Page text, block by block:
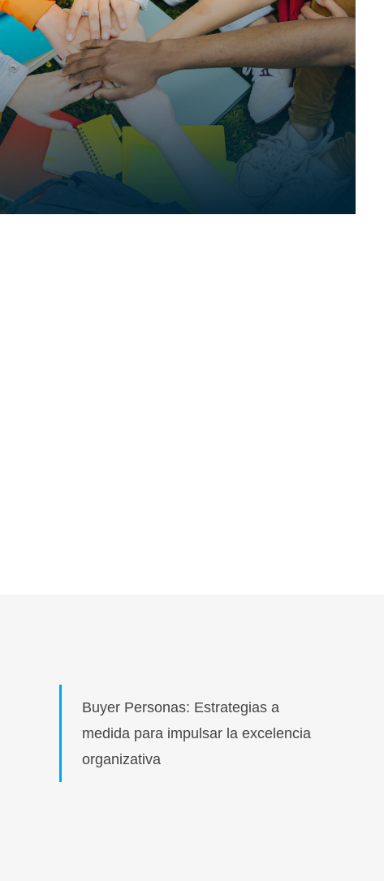
Buyer Personas: Estrategias a
medida para impulsar la excelencia
organizativa